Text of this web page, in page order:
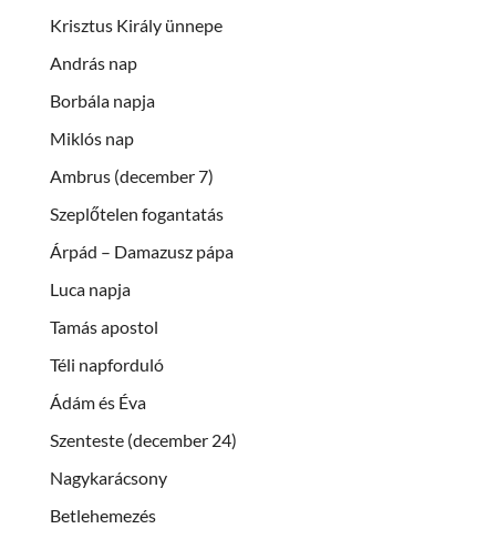
Krisztus Király ünnepe
András nap
Borbála napja
Miklós nap
Ambrus (december 7)
Szeplőtelen fogantatás
Árpád – Damazusz pápa
Luca napja
Tamás apostol
Téli napforduló
Ádám és Éva
Szenteste (december 24)
Nagykarácsony
Betlehemezés